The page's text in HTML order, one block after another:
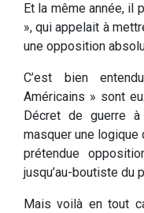
Et la même année, il
», qui appelait à
une opposition
C’est bien
Américains » sont
Décret de guerre
masquer une
prétendue
jusqu’au-boutiste du
Mais voilà en tout